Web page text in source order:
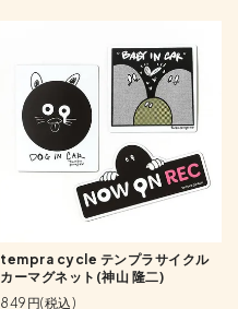
tempra cycle テンプラサイクル
カーマグネット(神山 隆二)
849円(税込)